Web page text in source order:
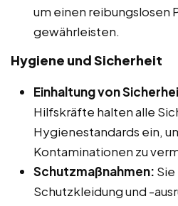
um einen reibungslosen
gewährleisten.
Hygiene und Sicherheit
Einhaltung von
Hilfskräfte halten alle
Hygienestandards ein,
Kontaminationen zu
Schutzmaßnahmen:
Schutzkleidung und -